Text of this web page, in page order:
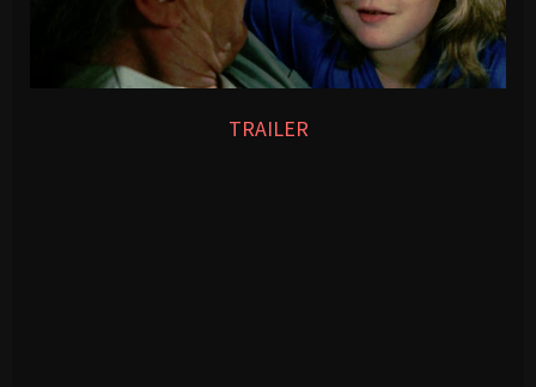
TRAILER